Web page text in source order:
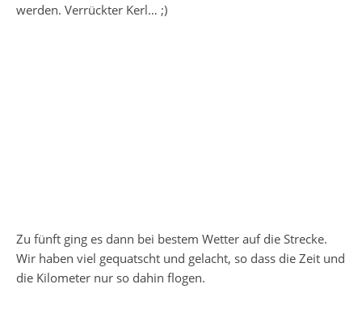
werden. Verrückter Kerl… ;)
Zu fünft ging es dann bei bestem Wetter auf die Strecke.
Wir haben viel gequatscht und gelacht, so dass die Zeit und
die Kilometer nur so dahin flogen.